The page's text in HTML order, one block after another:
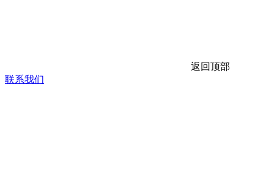
返回顶部
联系我们